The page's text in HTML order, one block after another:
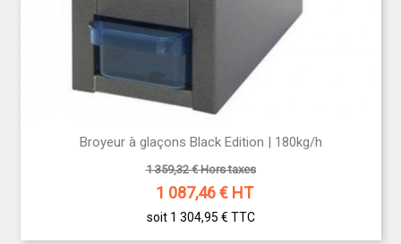
Broyeur à glaçons Black Edition | 180kg/h
1 359,32 € Hors taxes
1 087,46€ HT
soit 1 304,95 € TTC